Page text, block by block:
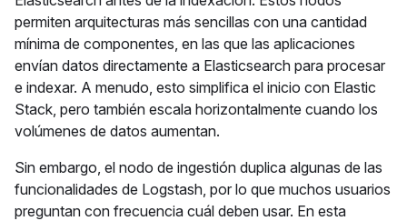
permiten arquitecturas más sencillas con una cantidad
mínima de componentes, en las que las aplicaciones
envían datos directamente a Elasticsearch para procesar
e indexar. A menudo, esto simplifica el inicio con Elastic
Stack, pero también escala horizontalmente cuando los
volúmenes de datos aumentan.
Sin embargo, el nodo de ingestión duplica algunas de las
funcionalidades de Logstash, por lo que muchos usuarios
preguntan con frecuencia cuál deben usar. En esta